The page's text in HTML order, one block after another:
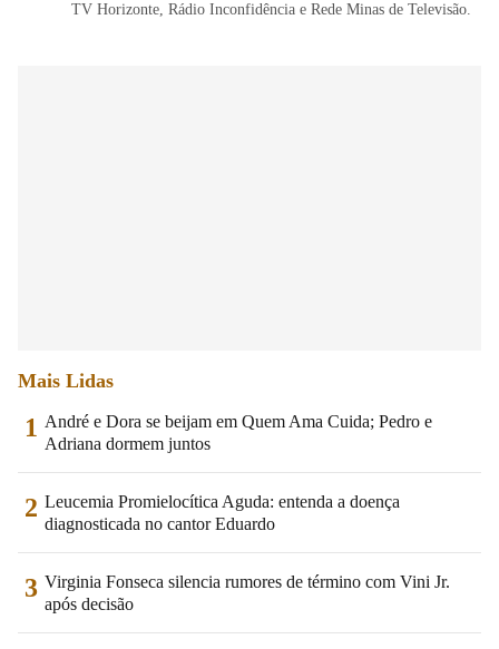
TV Horizonte, Rádio Inconfidência e Rede Minas de Televisão.
Mais Lidas
1 André e Dora se beijam em Quem Ama Cuida; Pedro e
Adriana dormem juntos
2 Leucemia Promielocítica Aguda: entenda a doença
diagnosticada no cantor Eduardo
3 Virginia Fonseca silencia rumores de término com Vini Jr.
após decisão